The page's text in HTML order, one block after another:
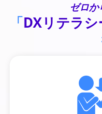
ゼロか
「DXリテラ